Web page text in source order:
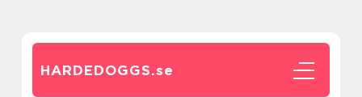
HARDEDOGGS.se